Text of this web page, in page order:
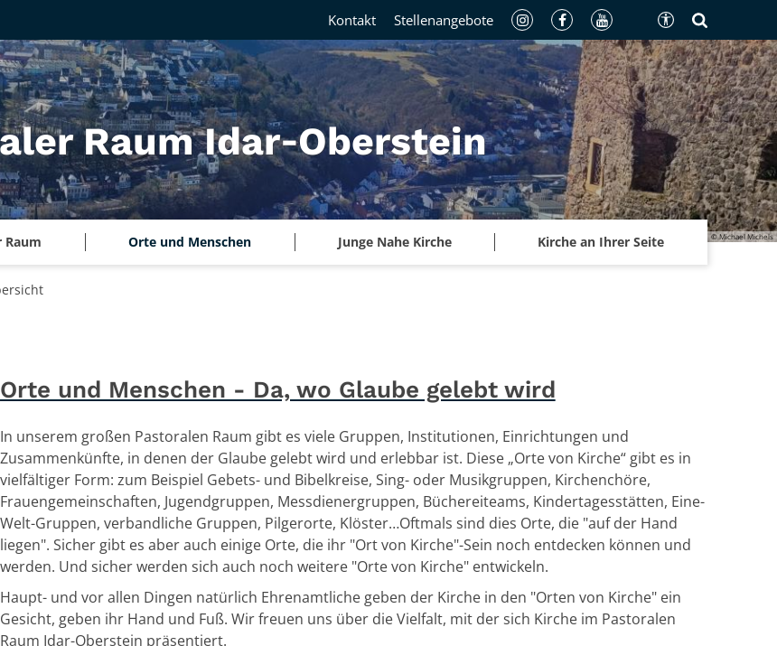
© Michael Michels
Raum Idar‑Oberstein
Raum Orte und Menschen Junge Nahe Kirche Kirche an Ihrer Seite
Kontakt Stellenangebote
Orte und Menschen - Da, wo Glaube gelebt wird
In unserem großen Pastoralen Raum gibt es viele Gruppen, Institutionen, Einrichtungen und
Zusammenkünfte, in denen der Glaube gelebt wird und erlebbar ist. Diese „Orte von Kirche“ gibt es in
vielfältiger Form: zum Beispiel Gebets- und Bibelkreise, Sing- oder Musikgruppen, Kirchenchöre,
Frauengemeinschaften, Jugendgruppen, Messdienergruppen, Büchereiteams, Kindertagesstätten, Eine-
Welt-Gruppen, verbandliche Gruppen, Pilgerorte, Klöster…Oftmals sind dies Orte, die "auf der Hand
liegen". Sicher gibt es aber auch einige Orte, die ihr "Ort von Kirche"-Sein noch entdecken können und
werden. Und sicher werden sich auch noch weitere "Orte von Kirche" entwickeln.
Haupt- und vor allen Dingen natürlich Ehrenamtliche geben der Kirche in den "Orten von Kirche" ein
Gesicht, geben ihr Hand und Fuß. Wir freuen uns über die Vielfalt, mit der sich Kirche im Pastoralen
Raum Idar-Oberstein präsentiert.